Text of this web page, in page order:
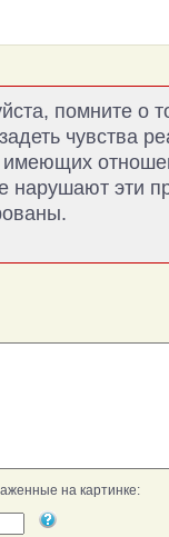
помните о
чувства
имеющих
нарушают эти
на картинке: